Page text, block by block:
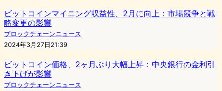
ビットコインマイニング収益性、2月に向上：市場競争と戦
略変更の影響
ブロックチェーンニュース
2024年3月27日21:39
ビットコイン価格、2ヶ月ぶり大幅上昇：中央銀行の金利引
き下げが影響
ブロックチェーンニュース